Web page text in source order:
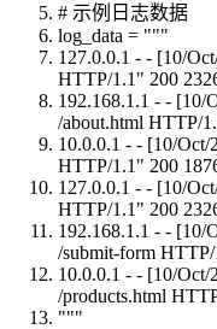
# 示例日志数据
log_data = """
127.0.0.1 - - [10/
HTTP/1.1" 200
192.168.1.1 - - [10/
/about.html HTTP/
10.0.0.1 - - [10/
HTTP/1.1" 200
127.0.0.1 - - [10/
HTTP/1.1" 200
192.168.1.1 - - [10/
/submit-form
10.0.0.1 - - [10/
/products.html
"""